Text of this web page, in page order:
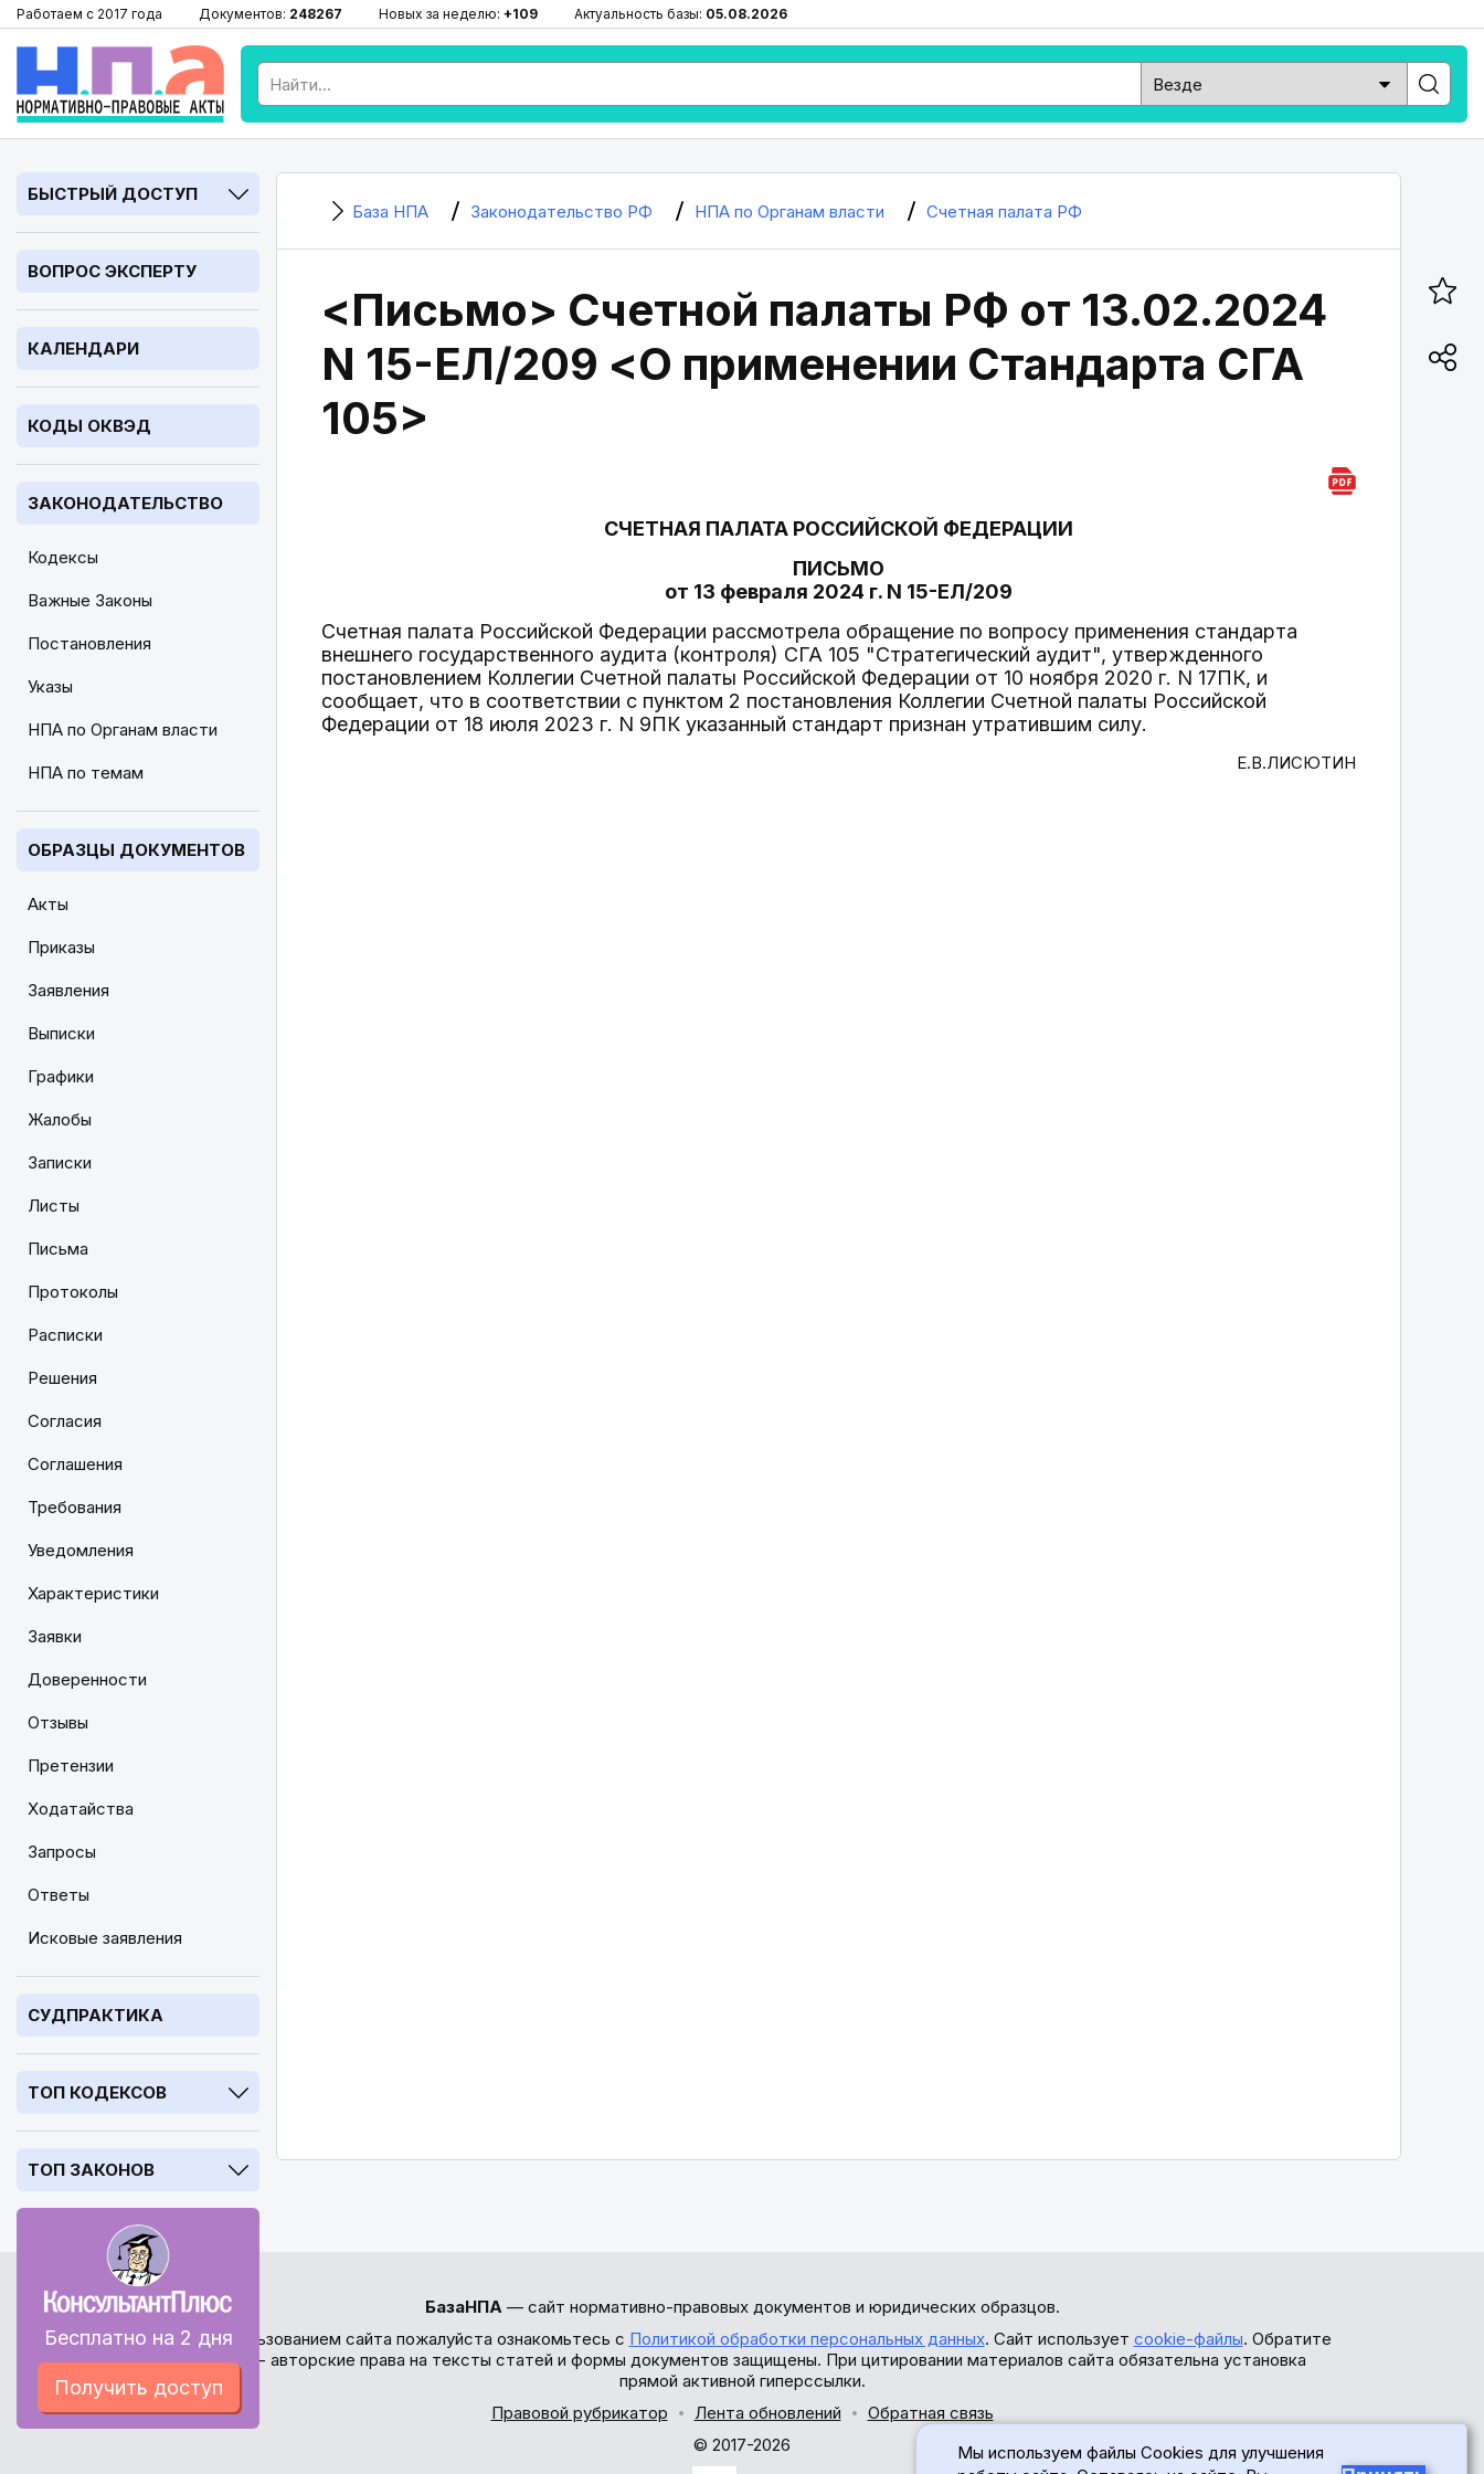
Работаем с 2017 года Документов: 248267 Новых за неделю: +109 Актуальность базы: 05.08.2026
БЫСТРЫЙ ДОСТУП
ВОПРОС ЭКСПЕРТУ
КАЛЕНДАРИ
КОДЫ ОКВЭД
ЗАКОНОДАТЕЛЬСТВО
Кодексы
Важные Законы
Постановления
Указы
НПА по Органам власти
НПА по темам
ОБРАЗЦЫ ДОКУМЕНТОВ
Акты
Приказы
Заявления
Выписки
Графики
Жалобы
Записки
Листы
Письма
Протоколы
Расписки
Решения
Согласия
Соглашения
Требования
Уведомления
Характеристики
Заявки
Доверенности
Отзывы
Претензии
Ходатайства
Запросы
Ответы
Исковые заявления
СУДПРАКТИКА
ТОП КОДЕКСОВ
ТОП ЗАКОНОВ
Бесплатно на 2 дня
Получить доступ
База НПА Законодательство РФ НПА по Органам власти Счетная палата РФ
<Письмо> Счетной палаты РФ от 13.02.2024
N 15-ЕЛ/209 <О применении Стандарта СГА
105>
СЧЕТНАЯ ПАЛАТА РОССИЙСКОЙ ФЕДЕРАЦИИ
ПИСЬМО
от 13 февраля 2024 г. N 15-ЕЛ/209
Счетная палата Российской Федерации рассмотрела обращение по вопросу применения стандарта
внешнего государственного аудита (контроля) СГА 105 "Стратегический аудит", утвержденного
постановлением Коллегии Счетной палаты Российской Федерации от 10 ноября 2020 г. N 17ПК, и
сообщает, что в соответствии с пунктом 2 постановления Коллегии Счетной палаты Российской
Федерации от 18 июля 2023 г. N 9ПК указанный стандарт признан утратившим силу.
Е.В.ЛИСЮТИН
БазаНПА— сайт нормативно-правовых документов и юридических образцов.
Перед использованием сайта пожалуйста ознакомьтесь с Политикой обработки персональных данных. Сайт использует cookie-файлы. Обратите
внимание - авторские права на тексты статей и формы документов защищены. При цитировании материалов сайта обязательна установка
прямой активной гиперссылки.
Правовой рубрикатор
Лента обновлений
Обратная связь
© 2017-2026
Мы используем файлы Cookies для улучшения